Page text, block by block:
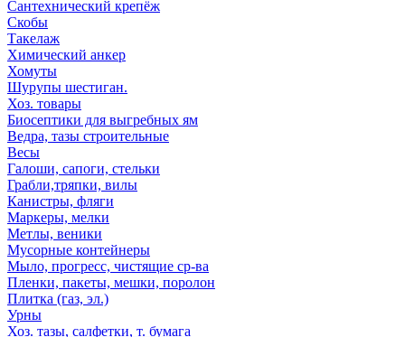
Сантехнический крепёж
Скобы
Такелаж
Химический анкер
Хомуты
Шурупы шестиган.
Хоз. товары
Биосептики для выгребных ям
Ведра, тазы строительные
Весы
Галоши, сапоги, стельки
Грабли,тряпки, вилы
Канистры, фляги
Маркеры, мелки
Метлы, веники
Мусорные контейнеры
Мыло, прогресс, чистящие ср-ва
Пленки, пакеты, мешки, поролон
Плитка (газ, эл.)
Урны
Хоз. тазы, салфетки, т. бумага